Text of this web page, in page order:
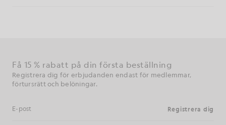
Få 15 % rabatt på din första beställning
Registrera dig för erbjudanden endast för medlemmar,
förtursrätt och belöningar.
E-postadress Registrera dig